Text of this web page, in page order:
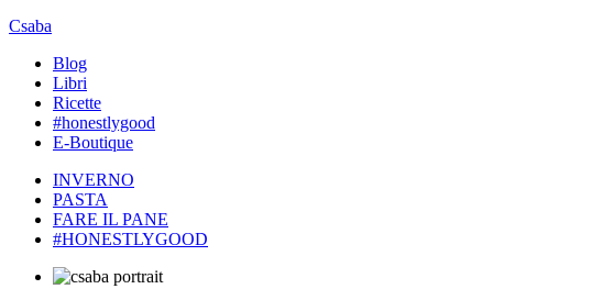
Csaba
Blog
Libri
Ricette
#honestlygood
E-Boutique
INVERNO
PASTA
FARE IL PANE
#HONESTLYGOOD